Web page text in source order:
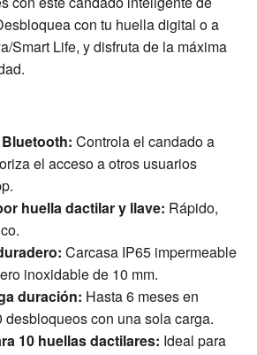
con tu huella digital o a
Smart Life, y disfruta de la máxima
Controla el candado a
el acceso a otros usuarios
huella dactilar y llave: Rápido,
Carcasa IP65 impermeable
inoxidable de 10 mm.
duración: Hasta 6 meses en
desbloqueos con una sola carga.
10 huellas dactilares: Ideal para